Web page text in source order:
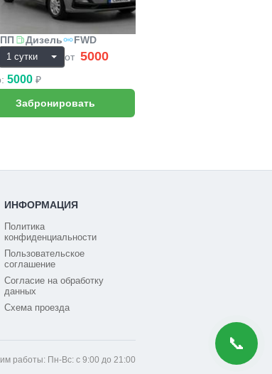
Дизель FWD
от 5000
5000 ₽
ИНФОРМАЦИЯ
Политика
конфиденциальности
Пользовательское
соглашение
Согласие на обработку
данных
Схема проезда
работы: Пн-Вс: с 9:00 до 21:00
📞